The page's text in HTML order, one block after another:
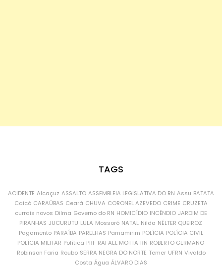
TAGS
ACIDENTE Alcaçuz ASSALTO ASSEMBLEIA LEGISLATIVA DO RN Assu BATATA
Caicó CARAÚBAS Ceará CHUVA CORONEL AZEVEDO CRIME CRUZETA
currais novos Dilma Governo do RN HOMICÍDIO INCÊNDIO JARDIM DE
PIRANHAS JUCURUTU LULA Mossoró NATAL Nilda NÉLTER QUEIROZ
Pagamento PARAÍBA PARELHAS Parnamirim POLÍCIA POLÍCIA CIVIL
POLÍCIA MILITAR Política PRF RAFAEL MOTTA RN ROBERTO GERMANO
Robinson Faria Roubo SERRA NEGRA DO NORTE Temer UFRN Vivaldo
Costa Água ÁLVARO DIAS